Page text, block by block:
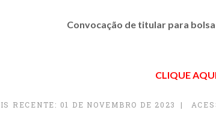
Convocação de titular para
CLIQUE
RECENTE: 01 DE NOVEMBRO DE 2023